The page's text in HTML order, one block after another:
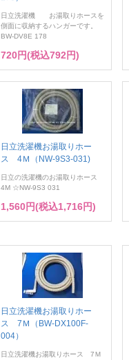
日立洗濯機 お湯取りホースを
側面に収納するハンガーです。
BW-DV8E 178
720円(税込792円)
日立洗濯機お湯取りホー
ス 4Ｍ（NW-9S3-031)
日立の洗濯機のお湯取りホース
4M ☆NW-9S3 031
1,560円(税込1,716円)
日立洗濯機お湯取りホー
ス 7Ｍ（BW-DX100F-
004）
日立洗濯機お湯取りホース 7Ｍ